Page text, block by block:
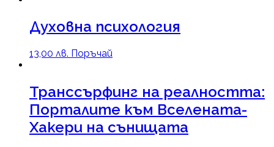
Духовна психология
13,00 лв. Поръчай
Транссърфинг на реалността:
Порталите към Вселената-
Хакери на сънищата